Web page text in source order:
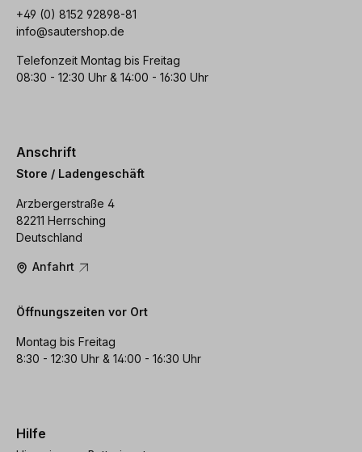
+49 (0) 8152 92898-81
info@sautershop.de
Telefonzeit Montag bis Freitag
08:30 - 12:30 Uhr & 14:00 - 16:30 Uhr
Anschrift
Store / Ladengeschäft
Arzbergerstraße 4
82211 Herrsching
Deutschland
Anfahrt
Öffnungszeiten vor Ort
Montag bis Freitag
8:30 - 12:30 Uhr & 14:00 - 16:30 Uhr
Hilfe